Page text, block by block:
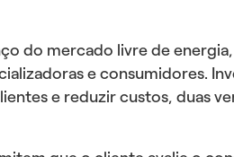
do mercado livre de
e consumidores.
e reduzir custos, duas